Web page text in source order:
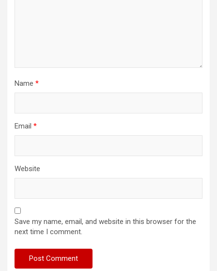
Name *
Email *
Website
Save my name, email, and website in this browser for the
next time I comment.